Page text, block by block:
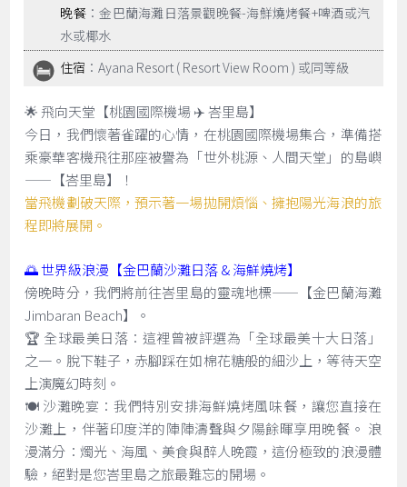
晚餐 ：金巴蘭海灘日落景觀晚餐-海鮮燒烤餐+啤酒或汽
水或椰水
住宿 ：Ayana Resort ( Resort View Room ) 或同等級
🌟 飛向天堂【桃園國際機場 ✈️ 峇里島】
今日，我們懷著雀躍的心情，在桃園國際機場集合，準備搭
乘豪華客機飛往那座被譽為「世外桃源、人間天堂」的島嶼
——【峇里島】！
當飛機劃破天際，預示著一場拋開煩惱、擁抱陽光海浪的旅
程即將展開。
🌅 世界級浪漫【金巴蘭沙灘日落 & 海鮮燒烤】
傍晚時分，我們將前往峇里島的靈魂地標——【金巴蘭海灘
Jimbaran Beach】。
🏆 全球最美日落：這裡曾被評選為「全球最美十大日落」
之一。脫下鞋子，赤腳踩在如棉花糖般的細沙上，等待天空
上演魔幻時刻。
🍽️ 沙灘晚宴：我們特別安排海鮮燒烤風味餐，讓您直接在
沙灘上，伴著印度洋的陣陣濤聲與夕陽餘暉享用晚餐。 浪
漫滿分：燭光、海風、美食與醉人晚霞，這份極致的浪漫體
驗，絕對是您峇里島之旅最難忘的開場。